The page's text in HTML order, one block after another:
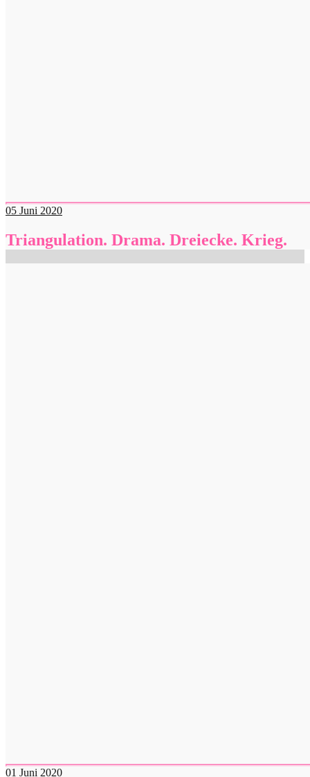
05 Juni 2020
Triangulation. Drama. Dreiecke. Krieg.
01 Juni 2020